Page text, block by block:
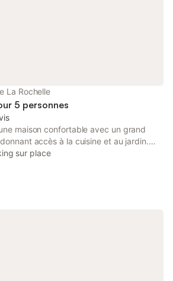
La Rochelle
5 personnes
maison confortable avec un grand
accès à la cuisine et au jardin.
un quartier calme et prisé proche du
de la plage. Accès à de nombreux
et plusieurs lignes de bus.
sur place